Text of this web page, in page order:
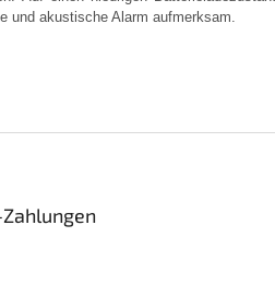
und akustische Alarm aufmerksam.